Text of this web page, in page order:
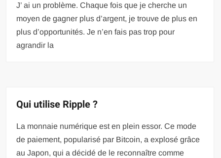
J’ ai un problème. Chaque fois que je cherche un
moyen de gagner plus d’argent, je trouve de plus en
plus d’opportunités. Je n’en fais pas trop pour
agrandir la
Qui utilise Ripple ?
La monnaie numérique est en plein essor. Ce mode
de paiement, popularisé par Bitcoin, a explosé grâce
au Japon, qui a décidé de le reconnaître comme